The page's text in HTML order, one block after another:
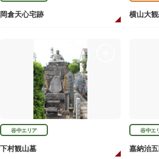
岡倉天心宅跡 横山大
谷中エリア
下村観山墓
谷中エ
嘉納治